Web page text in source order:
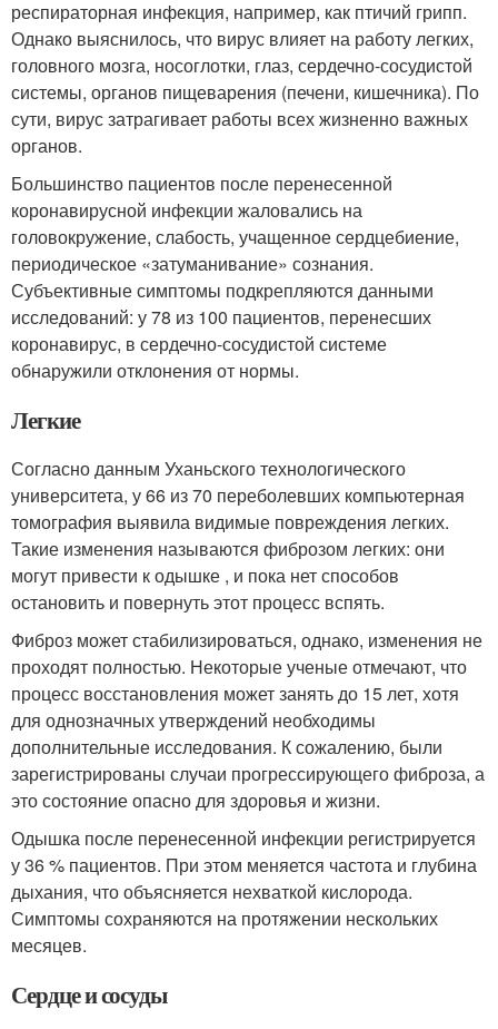
респираторная инфекция, например, как птичий грипп.
Однако выяснилось, что вирус влияет на работу легких,
головного мозга, носоглотки, глаз, сердечно-сосудистой
системы, органов пищеварения (печени, кишечника). По
сути, вирус затрагивает работы всех жизненно важных
органов.
Большинство пациентов после перенесенной
коронавирусной инфекции жаловались на
головокружение, слабость, учащенное сердцебиение,
периодическое «затуманивание» сознания.
Субъективные симптомы подкрепляются данными
исследований: у 78 из 100 пациентов, перенесших
коронавирус, в сердечно-сосудистой системе
обнаружили отклонения от нормы.
Легкие
Согласно данным Уханьского технологического
университета, у 66 из 70 переболевших компьютерная
томография выявила видимые повреждения легких.
Такие изменения называются фиброзом легких: они
могут привести к одышке , и пока нет способов
остановить и повернуть этот процесс вспять.
Фиброз может стабилизироваться, однако, изменения не
проходят полностью. Некоторые ученые отмечают, что
процесс восстановления может занять до 15 лет, хотя
для однозначных утверждений необходимы
дополнительные исследования. К сожалению, были
зарегистрированы случаи прогрессирующего фиброза, а
это состояние опасно для здоровья и жизни.
Одышка после перенесенной инфекции регистрируется
у 36 % пациентов. При этом меняется частота и глубина
дыхания, что объясняется нехваткой кислорода.
Симптомы сохраняются на протяжении нескольких
месяцев.
Сердце и сосуды